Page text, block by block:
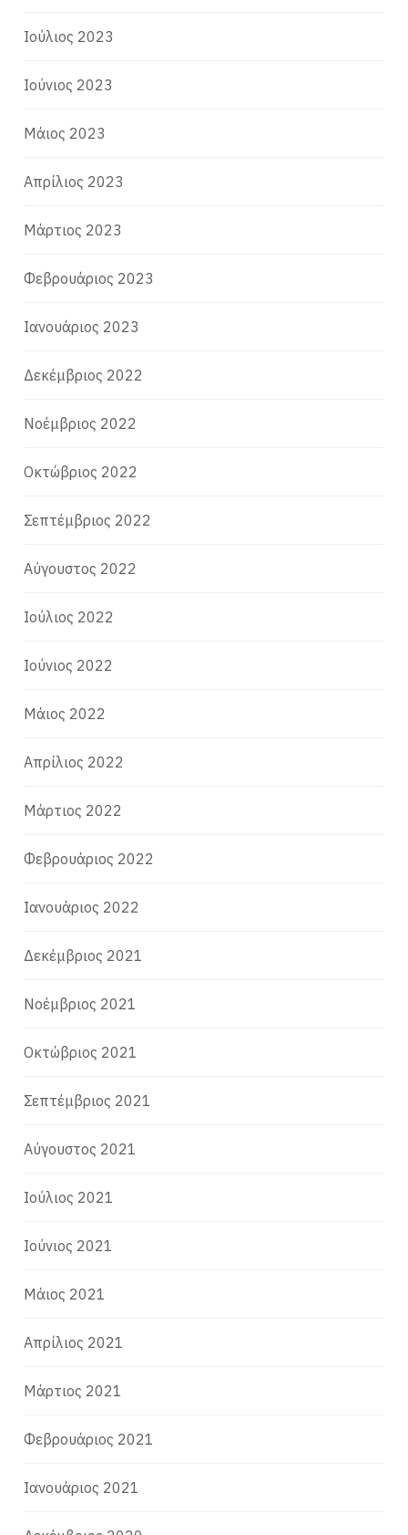
Ιούλιος 2023
Ιούνιος 2023
Μάιος 2023
Απρίλιος 2023
Μάρτιος 2023
Φεβρουάριος 2023
Ιανουάριος 2023
Δεκέμβριος 2022
Νοέμβριος 2022
Οκτώβριος 2022
Σεπτέμβριος 2022
Αύγουστος 2022
Ιούλιος 2022
Ιούνιος 2022
Μάιος 2022
Απρίλιος 2022
Μάρτιος 2022
Φεβρουάριος 2022
Ιανουάριος 2022
Δεκέμβριος 2021
Νοέμβριος 2021
Οκτώβριος 2021
Σεπτέμβριος 2021
Αύγουστος 2021
Ιούλιος 2021
Ιούνιος 2021
Μάιος 2021
Απρίλιος 2021
Μάρτιος 2021
Φεβρουάριος 2021
Ιανουάριος 2021